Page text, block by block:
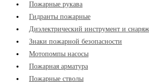
Пожарные рукава
Гидранты пожарные
Диэлектрический инструмент и
Знаки пожарной безопасности
Мотопомпы насосы
Пожарная арматура
Пожарные стволы